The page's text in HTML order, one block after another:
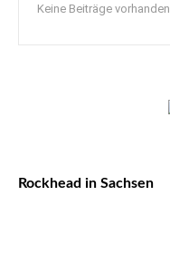
Keine Beiträge vorhanden
Rockhead in Sachsen